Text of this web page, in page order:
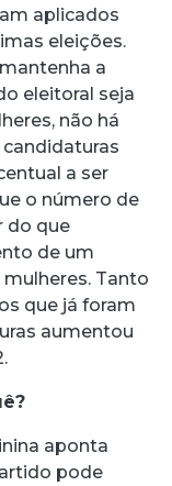
aplicados
eleições.
a
eleitoral seja
não há
a ser
o número de
do que
de um
Tanto
que já foram
aumentou
aponta
pode